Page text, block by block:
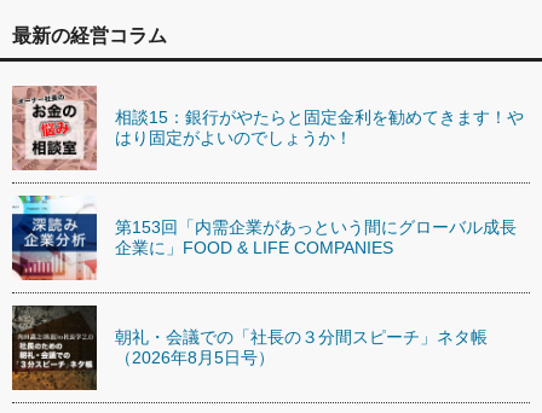
最新の経営コラム
相談15：銀行がやたらと固定金利を勧めてきます！や
はり固定がよいのでしょうか！
第153回「内需企業があっという間にグローバル成長
企業に」FOOD & LIFE COMPANIES
朝礼・会議での「社長の３分間スピーチ」ネタ帳
（2026年8月5日号）